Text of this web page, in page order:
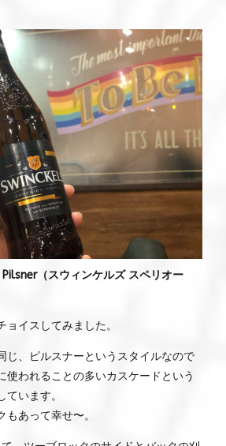
（スウィンケルズ スペリオー
イスしてみました。
じ、ピルスナーというスタイルなので
使われることの多いカスケードという
います。
あって幸せ〜。